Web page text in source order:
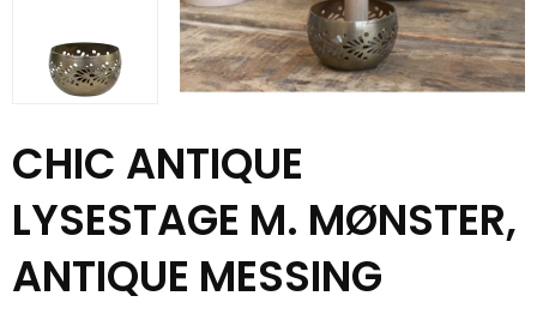
CHIC ANTIQUE
LYSESTAGE M. MØNSTER,
ANTIQUE MESSING